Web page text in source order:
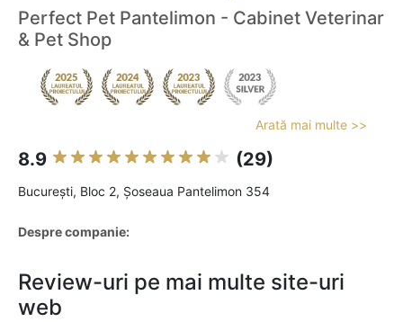
Perfect Pet Pantelimon - Cabinet Veterinar
& Pet Shop
Arată mai multe >>
8.9 (29)
Bucureşti, Bloc 2, Șoseaua Pantelimon 354
Despre companie:
Review-uri pe mai multe site-uri
web